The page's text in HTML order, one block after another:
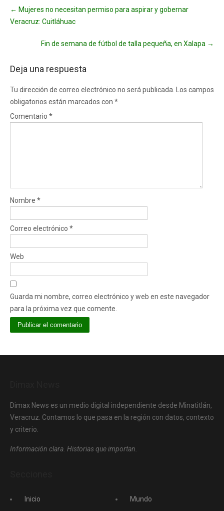
navigation
← Mujeres no necesitan permiso para aspirar y gobernar
Veracruz: Cuitláhuac
Fin de semana de fútbol de talla pequeña, en Xalapa →
Deja una respuesta
Tu dirección de correo electrónico no será publicada.
Los campos
obligatorios están marcados con *
Comentario *
Nombre *
Correo electrónico *
Web
Guarda mi nombre, correo electrónico y web en este navegador
para la próxima vez que comente.
Dimax News es un medio digital independiente desde Minatitlán,
Veracruz. Contamos lo que pasa en la región con datos, contexto
y criterio.
Información clara. Historias que importan.
Inicio Mundo